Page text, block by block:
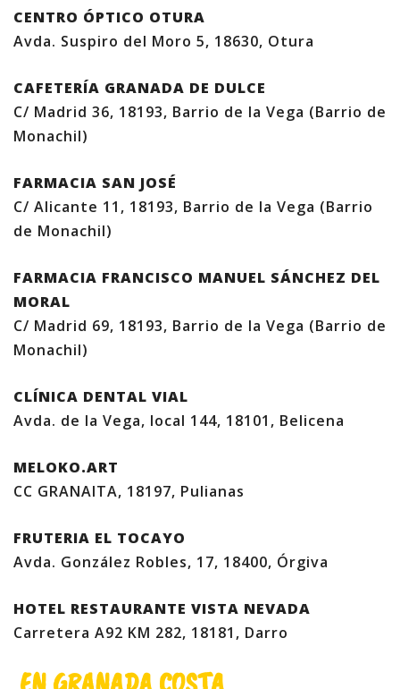
CENTRO ÓPTICO OTURA
Avda. Suspiro del Moro 5, 18630, Otura
CAFETERÍA GRANADA DE DULCE
C/ Madrid 36, 18193, Barrio de la Vega (Barrio de
Monachil)
FARMACIA SAN JOSÉ
C/ Alicante 11, 18193, Barrio de la Vega (Barrio
de Monachil)
FARMACIA FRANCISCO MANUEL SÁNCHEZ DEL
MORAL
C/ Madrid 69, 18193, Barrio de la Vega (Barrio de
Monachil)
CLÍNICA DENTAL VIAL
Avda. de la Vega, local 144, 18101, Belicena
MELOKO.ART
CC GRANAITA, 18197, Pulianas
FRUTERIA EL TOCAYO
Avda. González Robles, 17, 18400, Órgiva
HOTEL RESTAURANTE VISTA NEVADA
Carretera A92 KM 282, 18181, Darro